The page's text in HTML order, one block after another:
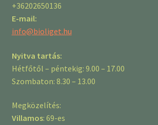
+36202650136
E-mail:
info@bioliget.hu
Nyitva tartás:
Hétfőtől – péntekig: 9.00 – 17.00
Szombaton: 8.30 – 13.00
Megközelítés:
Villamos: 69-es